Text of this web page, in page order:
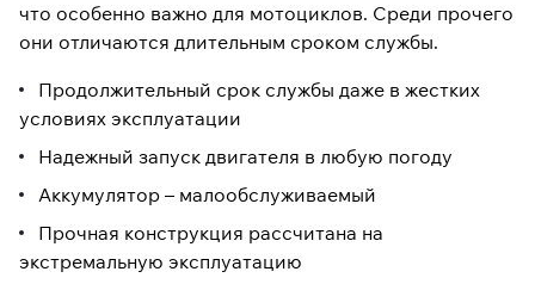
что особенно важно для мотоциклов. Среди прочего
они отличаются длительным сроком службы.
Продолжительный срок службы даже в жестких
условиях эксплуатации
Надежный запуск двигателя в любую погоду
Аккумулятор – малообслуживаемый
Прочная конструкция рассчитана на
экстремальную эксплуатацию